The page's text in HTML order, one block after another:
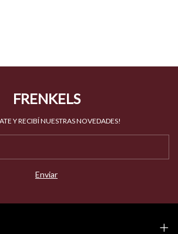
FRENKELS
Y RECIBÍ NUESTRAS NOVEDADES!